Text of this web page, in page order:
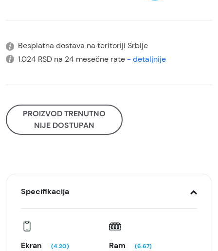
Besplatna dostava na teritoriji Srbije
1.024 RSD na 24 mesečne rate - detaljnije
PROIZVOD TRENUTNO
NIJE DOSTUPAN
Specifikacija
Ekran (4.20) Ram (6.67)